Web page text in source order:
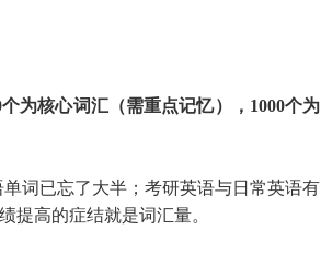
为核心词汇（需重点记忆），1000个为
词已忘了大半；考研英语与日常英语有
提高的症结就是词汇量。